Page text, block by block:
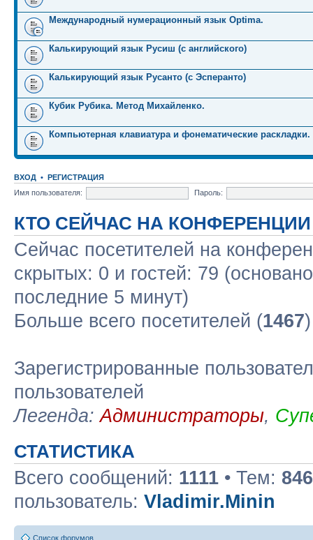
Международный нумерационный язык Optima.
Калькирующий язык Русиш (с английского)
Калькирующий язык Русанто (с Эсперанто)
Кубик Рубика. Метод Михайленко.
Компьютерная клавиатура и фонематические раскладки.
ВХОД • РЕГИСТРАЦИЯ
Имя пользователя:
Пароль:
КТО СЕЙЧАС НА КОНФЕРЕНЦИИ
Сейчас посетителей на
скрытых: 0 и гостей: 79
последние 5 минут)
Больше всего посетителей (1467
Зарегистрированные
пользователей
Легенда:Администраторы,
СТАТИСТИКА
Всего сообщений: 1111 • Тем: 846
пользователь: Vladimir.Minin
Список форумов